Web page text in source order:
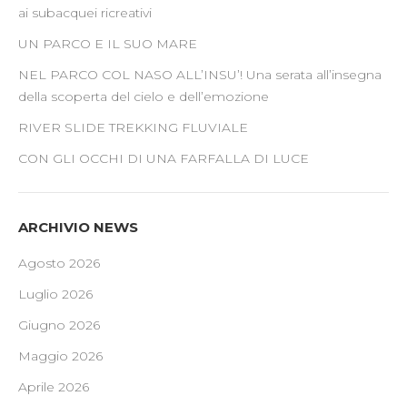
ai subacquei ricreativi
UN PARCO E IL SUO MARE
NEL PARCO COL NASO ALL’INSU’! Una serata all’insegna
della scoperta del cielo e dell’emozione
RIVER SLIDE TREKKING FLUVIALE
CON GLI OCCHI DI UNA FARFALLA DI LUCE
ARCHIVIO NEWS
Agosto 2026
Luglio 2026
Giugno 2026
Maggio 2026
Aprile 2026